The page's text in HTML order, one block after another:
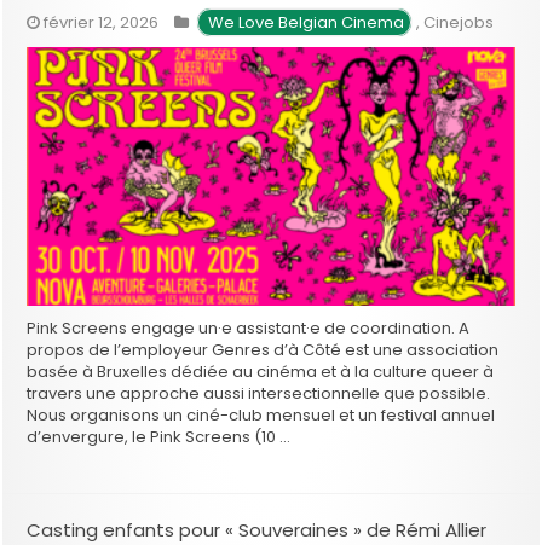
février 12, 2026 We Love Belgian Cinema , Cinejobs
Pink Screens engage un·e assistant·e de coordination. A
propos de l’employeur Genres d’à Côté est une association
basée à Bruxelles dédiée au cinéma et à la culture queer à
travers une approche aussi intersectionnelle que possible.
Nous organisons un ciné-club mensuel et un festival annuel
d’envergure, le Pink Screens (10 …
Casting enfants pour « Souveraines » de Rémi Allier